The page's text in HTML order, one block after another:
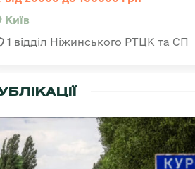
Київ
1 відділ Ніжинського РТЦК та СП